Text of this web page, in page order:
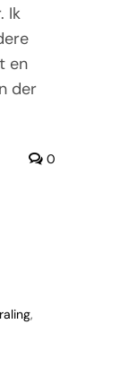
Ik
en
der
0
,